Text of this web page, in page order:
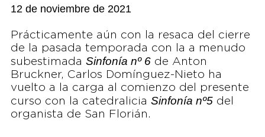
12 de noviembre de 2021
Prácticamente aún con la resaca del cierre
de la pasada temporada con la a menudo
subestimada Sinfonía nº 6de Anton
Bruckner, Carlos Domínguez-Nieto ha
vuelto a la carga al comienzo del presente
curso con la catedralicia Sinfonía nº5del
organista de San Florián.